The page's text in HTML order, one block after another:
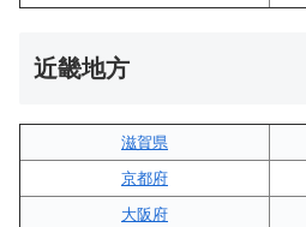
近畿地方
滋賀県
京都府
大阪府